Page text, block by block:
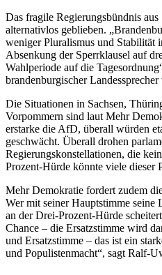
Das fragile Regierungsbündnis
alternativlos geblieben.
weniger Pluralismus und Stabilität
Absenkung der Sperrklausel auf
Wahlperiode auf die
brandenburgischer
Die Situationen in Sachsen,
Vorpommern sind laut Mehr
erstarke die AfD, überall würden
geschwächt. Überall drohen
Regierungskonstellationen, die
Prozent-Hürde könnte viele dieser
Mehr Demokratie fordert zudem
Wer mit seiner Hauptstimme seine
an der Drei-Prozent-Hürde
Chance – die Ersatzstimme wird
und Ersatzstimme – das ist ein
und Populistenmacht“, sagt Ralf-